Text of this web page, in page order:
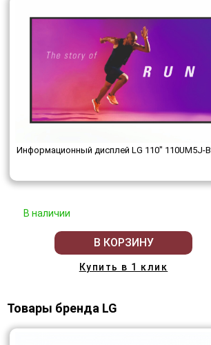
Информационный дисплей LG 110" 110UM5J-B
В наличии
В КОРЗИНУ
Купить в 1 клик
Товары бренда LG